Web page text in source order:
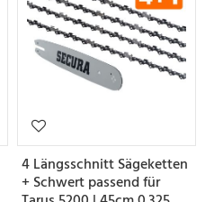
4 Längsschnitt Sägeketten
+ Schwert passend für